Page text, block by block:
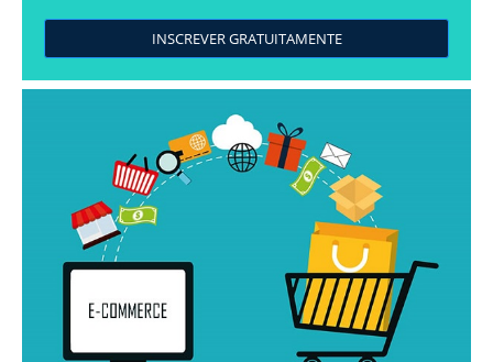
INSCREVER GRATUITAMENTE